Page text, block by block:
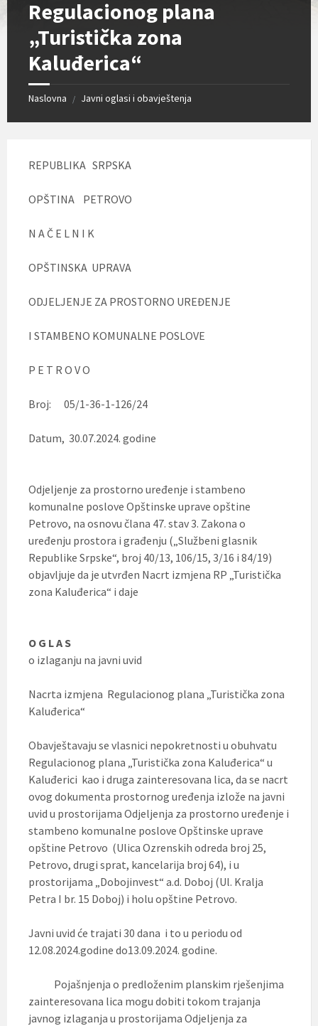
Regulacionog plana
„Turistička zona
Kaluđerica“
Naslovna / Javni oglasi i obavještenja
REPUBLIKA SRPSKA
OPŠTINA PETROVO
N A Č E L N I K
OPŠTINSKA UPRAVA
ODJELJENJE ZA PROSTORNO UREĐENJE
I STAMBENO KOMUNALNE POSLOVE
P E T R O V O
Broj: 05/1-36-1-126/24
Datum, 30.07.2024. godine
Odjeljenje za prostorno uređenje i stambeno
komunalne poslove Opštinske uprave opštine
Petrovo, na osnovu člana 47. stav 3. Zakona o
uređenju prostora i građenju („Službeni glasnik
Republike Srpske“, broj 40/13, 106/15, 3/16 i 84/19)
objavljuje da je utvrđen Nacrt izmjena RP „Turistička
zona Kaluđerica“ i daje
O G L A S
o izlaganju na javni uvid
Nacrta izmjena Regulacionog plana „Turistička zona
Kaluđerica“
Obavještavaju se vlasnici nepokretnosti u obuhvatu
Regulacionog plana „Turistička zona Kaluđerica“ u
Kaluđerici kao i druga zainteresovana lica, da se nacrt
ovog dokumenta prostornog uređenja izlože na javni
uvid u prostorijama Odjeljenja za prostorno uređenje i
stambeno komunalne poslove Opštinske uprave
opštine Petrovo (Ulica Ozrenskih odreda broj 25,
Petrovo, drugi sprat, kancelarija broj 64), i u
prostorijama „Dobojinvest“ a.d. Doboj (Ul. Kralja
Petra I br. 15 Doboj) i holu opštine Petrovo.
Javni uvid će trajati 30 dana i to u periodu od
12.08.2024.godine do13.09.2024. godine.
Pojašnjenja o predloženim planskim rješenjima
zainteresovana lica mogu dobiti tokom trajanja
javnog izlaganja u prostorijama Odjeljenja za